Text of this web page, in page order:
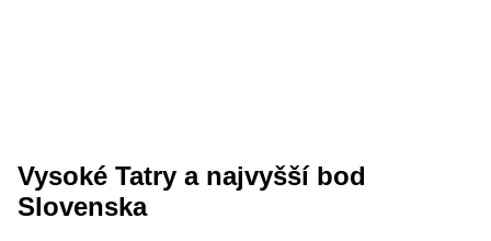
Vysoké Tatry a najvyšší bod
Slovenska